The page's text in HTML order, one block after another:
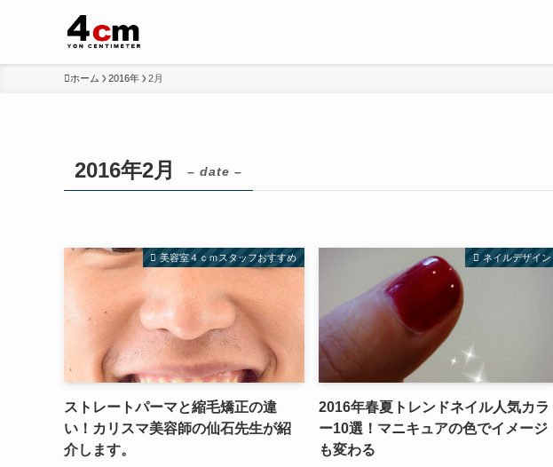
ホーム 2016年 2月
2016年2月 – date –
美容室４ｃｍスタッフおすすめ
ストレートパーマと縮毛矯正の違
い！カリスマ美容師の仙石先生が紹
介します。
ネイルデザイン
2016年春夏トレンドネイル人気カラ
ー10選！マニキュアの色でイメージ
も変わる